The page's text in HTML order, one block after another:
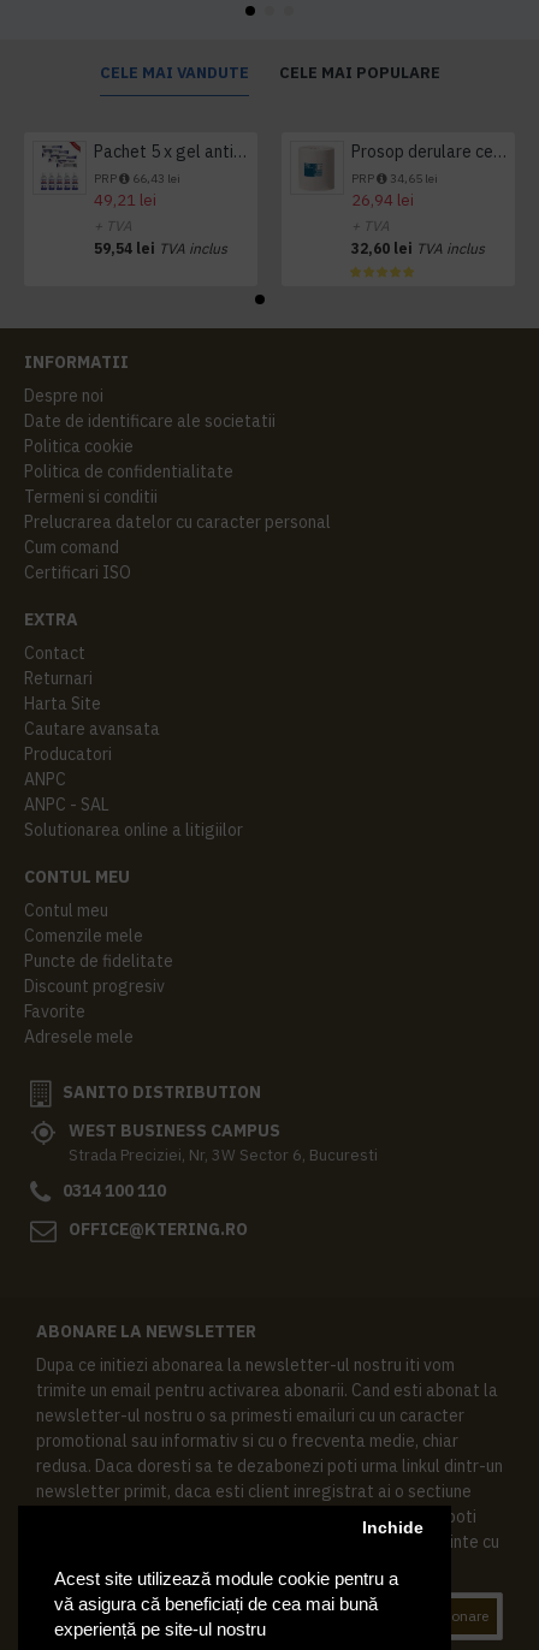
Acest site utilizează module cookie pentru a
vă asigura că beneficiați de cea mai bună
experiență pe site-ul nostru
Inchide
CELE MAI VANDUTE CELE MAI POPULARE
Pachet 5 x gel antibacterian 50ml si 3 x Servetele antibacteriene 48 buc Hygienium
PRP 66,43 lei
49,21 lei
+ TVA
59,54 lei TVA inclus
Prosop derulare centrala 1 pliu, 300 m Tork
PRP 34,65 lei
26,94 lei
+ TVA
32,60 lei TVA inclus
INFORMATII
Despre noi
Date de identificare ale societatii
Politica cookie
Politica de confidentialitate
Termeni si conditii
Prelucrarea datelor cu caracter personal
Cum comand
Certificari ISO
EXTRA
Contact
Returnari
Harta Site
Cautare avansata
Producatori
ANPC
ANPC - SAL
Solutionarea online a litigiilor
CONTUL MEU
Contul meu
Comenzile mele
Puncte de fidelitate
Discount progresiv
Favorite
Adresele mele
SANITO DISTRIBUTION
WEST BUSINESS CAMPUS
Strada Preciziei, Nr, 3W Sector 6, Bucuresti
0314 100 110
OFFICE@KTERING.RO
ABONARE LA NEWSLETTER
Dupa ce initiezi abonarea la newsletter-ul nostru iti vom
trimite un email pentru activarea abonarii. Cand esti abonat la
newsletter-ul nostru o sa primesti emailuri cu un caracter
promotional sau informativ si cu o frecventa medie, chiar
redusa. Daca doresti sa te dezabonezi poti urma linkul dintr-un
newsletter primit, daca esti client inregistrat ai o sectiune
speciala in contul tau in acest scop, si de asemenea ne poti
contacta oricand pe email pentru orice intrebari sau cerinte cu
Abonare